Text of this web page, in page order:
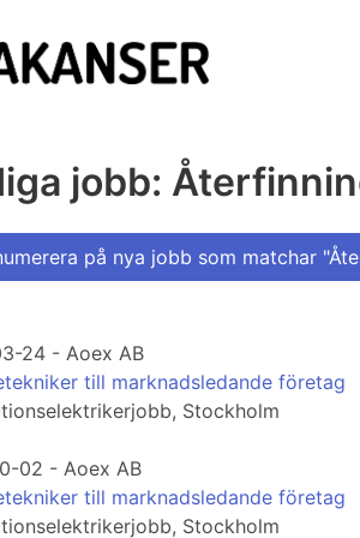
jobb:
på nya jobb som matchar
24 - Aoex AB
till marknadsledande företag
Stockholm
02 - Aoex AB
till marknadsledande företag
Stockholm